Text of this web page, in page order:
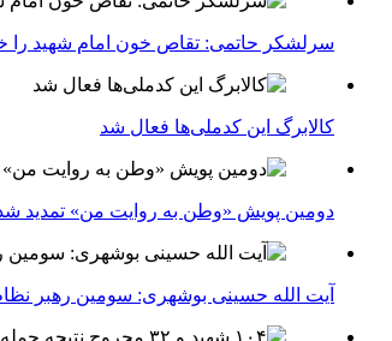
سرلشکر حاتمی: تقاص خون امام شهید را
کالابرگ این کدملی‌ها فعال شد
دومین پویش «وطن به روایت من» تمدید
آیت الله حسینی بوشهری: سومین رهبر